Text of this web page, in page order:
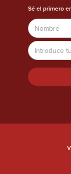
Sé el primero
Nombre
Dirección
de
correo
electrónico